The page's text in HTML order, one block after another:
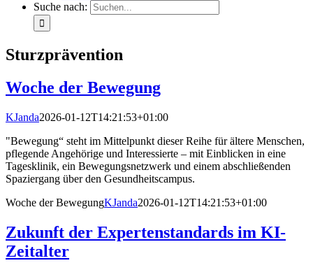
Suche nach:
Sturzprävention
Woche der Bewegung
KJanda2026-01-12T14:21:53+01:00
"Bewegung“ steht im Mittelpunkt dieser Reihe für ältere Menschen,
pflegende Angehörige und Interessierte – mit Einblicken in eine
Tagesklinik, ein Bewegungsnetzwerk und einem abschließenden
Spaziergang über den Gesundheitscampus.
Woche der BewegungKJanda2026-01-12T14:21:53+01:00
Zukunft der Expertenstandards im KI-
Zeitalter